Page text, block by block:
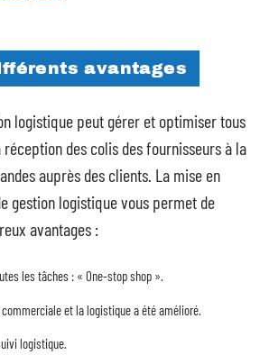
avantages
logistique peut gérer et optimiser tous
réception des colis des fournisseurs à la
auprès des clients. La mise en
gestion logistique vous permet de
avantages :
les tâches : « One-stop shop ».
et la logistique a été amélioré.
logistique.